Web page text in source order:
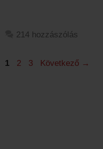
214 hozzászólás
Oldal
1 Oldal
2 Oldal
3 Következő →